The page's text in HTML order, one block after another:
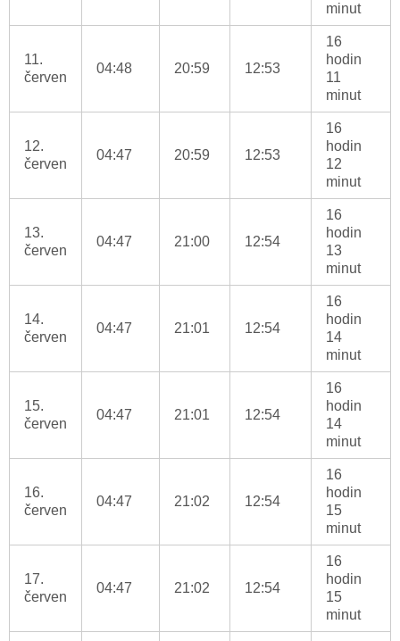
minut
11.
červen
04:48 20:59 12:53
16
hodin
11
minut
12.
červen
04:47 20:59 12:53
16
hodin
12
minut
13.
červen
04:47 21:00 12:54
16
hodin
13
minut
14.
červen
04:47 21:01 12:54
16
hodin
14
minut
15.
červen
04:47 21:01 12:54
16
hodin
14
minut
16.
červen
04:47 21:02 12:54
16
hodin
15
minut
17.
červen
04:47 21:02 12:54
16
hodin
15
minut